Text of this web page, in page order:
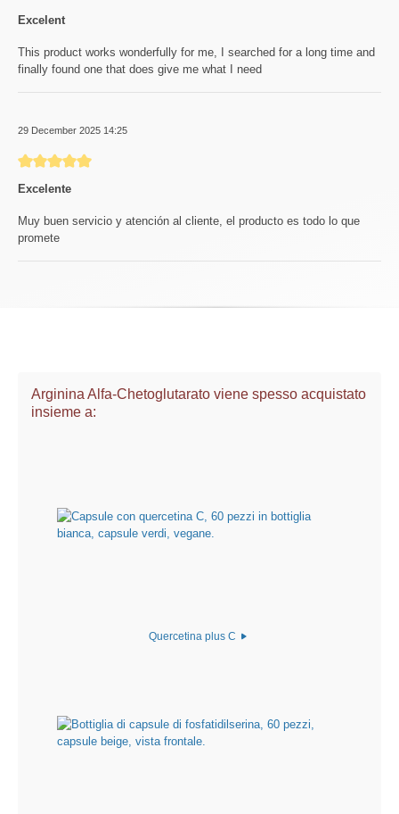
Excelent
This product works wonderfully for me, I searched for a long time and
finally found one that does give me what I need
29 December 2025 14:25
Review with rating of 5 out of 5 stars
Excelente
Muy buen servicio y atención al cliente, el producto es todo lo que
promete
Arginina Alfa-Chetoglutarato viene spesso acquistato
insieme a:
Quercetina plus C